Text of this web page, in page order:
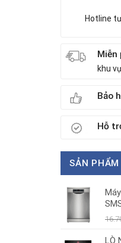
Hotline
Miễn
khu
Bảo
Hỗ
SẢN PHẨM
LÒ